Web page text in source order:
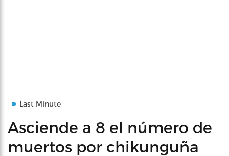
Last Minute
Asciende a 8 el número de
muertos por chikunguña